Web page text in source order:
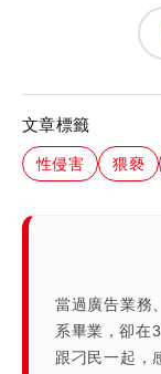
文章標籤
性侵害 猥褻
當過廣告業務
系畢業，卻在
跟刁民一起，